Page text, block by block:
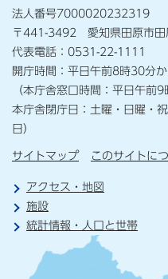
法人番号7000020232319
〒441-3492 愛知県田原市田
代表電話：0531-22-1111
開庁時間：平日午前8時30分
（本庁舎窓口時間：平日午前
本庁舎閉庁日：土曜・日曜・
日）
サイトマップ このサイトに
アクセス・地図
施設
統計情報・人口と世帯